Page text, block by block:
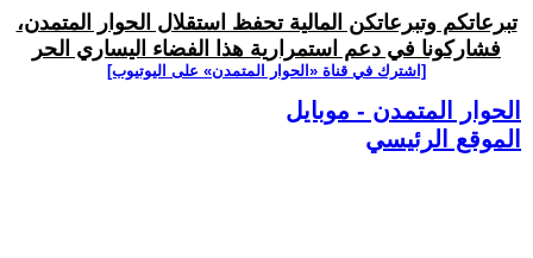
تبرعاتكم وتبرعاتكن المالية تحفظ استقلال الحوار المتمدن،
فشاركونا في دعم استمرارية هذا الفضاء اليساري الحر
[اشترك في قناة ‫«الحوار المتمدن» على اليوتيوب]
الحوار المتمدن - موبايل
الموقع الرئيسي